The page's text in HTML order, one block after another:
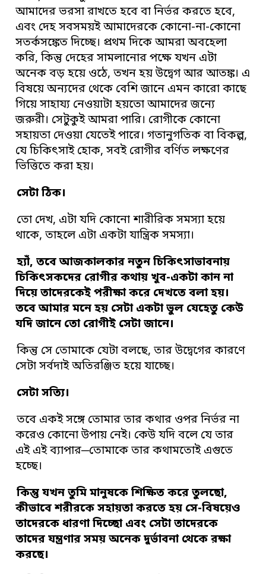
আমাদের ভরসা রাখতে হবে বা নির্ভর করতে হবে,
এবং দেহ সবসময়ই আমাদেরকে কোনো-না-কোনো
সতর্কসঙ্কেত দিচ্ছে। প্রথম দিকে আমরা অবহেলা
করি, কিন্তু দেহের সামলানোর পক্ষে যখন এটা
অনেক বড় হয়ে ওঠে, তখন হয় উদ্বেগ আর আতঙ্ক। এ
বিষয়ে অন্যদের থেকে বেশি জানে এমন কারো কাছে
গিয়ে সাহায্য নেওয়াটা হয়তো আমাদের জন্যে
জরুরী। সেটুকুই আমরা পারি। রোগীকে কোনো
সহায়তা দেওয়া যেতেই পারে। গতানুগতিক বা বিকল্প,
যে চিকিৎসাই হোক, সবই রোগীর বর্ণিত লক্ষণের
ভিত্তিতে করা হয়।
সেটা ঠিক।
তো দেখ, এটা যদি কোনো শারীরিক সমস্যা হয়ে
থাকে, তাহলে এটা একটা যান্ত্রিক সমস্যা।
হ্যাঁ, তবে আজকালকার নতুন চিকিৎসাভাবনায়
চিকিৎসকদের রোগীর কথায় খুব-একটা কান না
দিয়ে তাদেরকেই পরীক্ষা করে দেখতে বলা হয়।
তবে আমার মনে হয় সেটা একটা ভুল যেহেতু কেউ
যদি জানে তো রোগীই সেটা জানে।
কিন্তু সে তোমাকে যেটা বলছে, তার উদ্বেগের কারণে
সেটা সর্বদাই অতিরঞ্জিত হয়ে যাচ্ছে।
সেটা সত্যি।
তবে একই সঙ্গে তোমার তার কথার ওপর নির্ভর না
করেও কোনো উপায় নেই। কেউ যদি বলে যে তার
এই এই ব্যাপার─তোমাকে তার কথামতোই এগুতে
হচ্ছে।
কিন্তু যখন তুমি মানুষকে শিক্ষিত করে তুলছো,
কীভাবে শরীরকে সহায়তা করতে হয় সে-বিষয়েও
তাদেরকে ধারণা দিচ্ছো এবং সেটা তাদেরকে
তাদের যন্ত্রণার সময় অনেক দুর্ভাবনা থেকে রক্ষা
করছে।